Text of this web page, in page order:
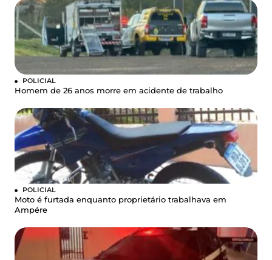
POLICIAL
Homem de 26 anos morre em acidente de trabalho
POLICIAL
Moto é furtada enquanto proprietário trabalhava em
Ampére